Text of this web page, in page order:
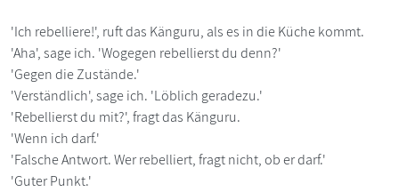
'Ich rebelliere!', ruft das Känguru, als es in die Küche kommt.
'Aha', sage ich. 'Wogegen rebellierst du denn?'
'Gegen die Zustände.'
'Verständlich', sage ich. 'Löblich geradezu.'
'Rebellierst du mit?', fragt das Känguru.
'Wenn ich darf.'
'Falsche Antwort. Wer rebelliert, fragt nicht, ob er darf.'
'Guter Punkt.'